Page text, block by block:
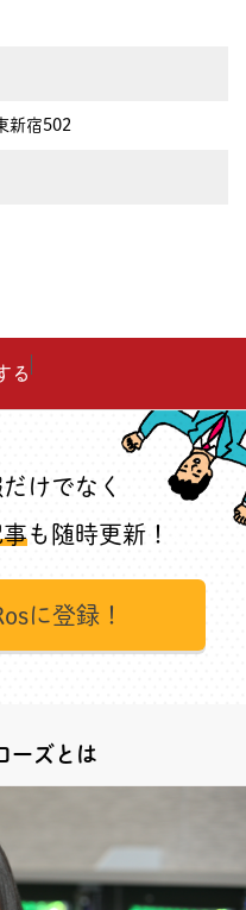
新宿502
る
けでなく
も随時更新！
に登録！
ーズとは